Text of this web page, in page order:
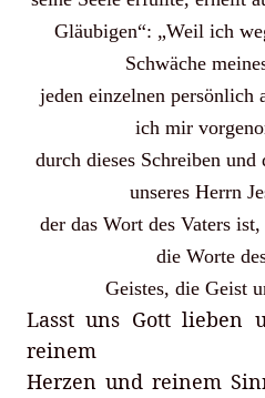
Gläubigen“: „Weil ich
Schwäche
jeden einzelnen persönlich
ich mir
durch dieses Schreiben
unseres Herrn
der das Wort des Vaters
die Worte
Geistes, die Geist
Lasst uns Gott lieben
reinem
Herzen und reinem